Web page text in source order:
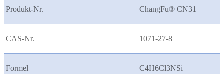
Produkt-Nr. ChangFu® CN31
CAS-Nr. 1071-27-8
Formel C4H6Cl3NSi